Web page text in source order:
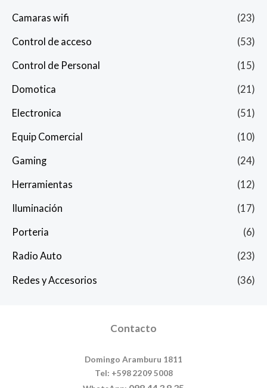
Camaras wifi (23)
Control de acceso (53)
Control de Personal (15)
Domotica (21)
Electronica (51)
Equip Comercial (10)
Gaming (24)
Herramientas (12)
Iluminación (17)
Porteria (6)
Radio Auto (23)
Redes y Accesorios (36)
Contacto
Domingo Aramburu 1811
Tel: +598 2209 5008